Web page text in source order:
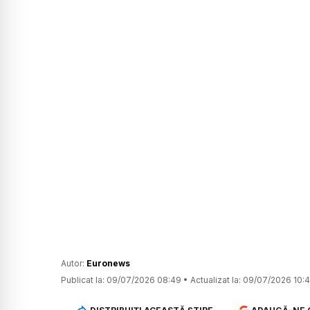
Autor: Euronews
Publicat la: 09/07/2026 08:49 • Actualizat la: 09/07/2026